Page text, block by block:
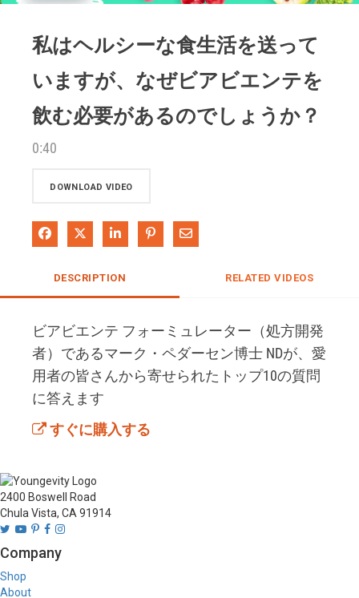
私はヘルシーな食生活を送って
いますが、なぜビアビエンテを
飲む必要があるのでしょうか？
0:40
DOWNLOAD VIDEO
Share on Facebook
Share on XShare on LinkedIn
Pin on Pinterest
Share via Email
DESCRIPTION RELATED VIDEOS
ビアビエンテ フォーミュレーター（処方開発
者）であるマーク・ペダーセン博士 NDが、愛
用者の皆さんから寄せられたトップ10の質問
に答えます
すぐに購入する
2400 Boswell Road
Chula Vista, CA 91914
Company
Shop
About